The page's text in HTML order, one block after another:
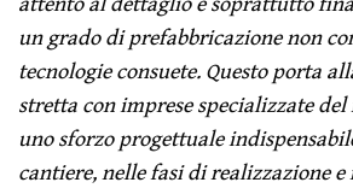
un grado di prefabbricazione non
tecnologie consuete. Questo porta
stretta con imprese specializzate
uno sforzo progettuale
cantiere, nelle fasi di realizzazione